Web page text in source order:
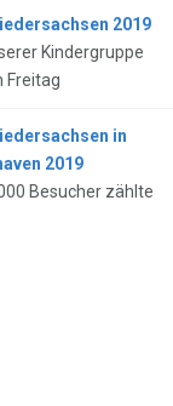
2019
Kindergruppe
Freitag
in
2019
Besucher zählte